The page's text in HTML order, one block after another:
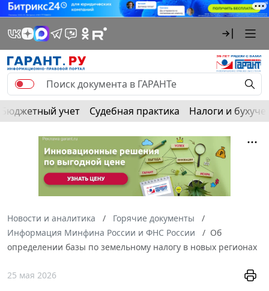
Бюджетный учет Судебная практика Налоги и
Новости и аналитика
Горячие документы
Информация Минфина России и ФНС России
Об
определении базы по земельному налогу в новых регионах
25 мая 2026